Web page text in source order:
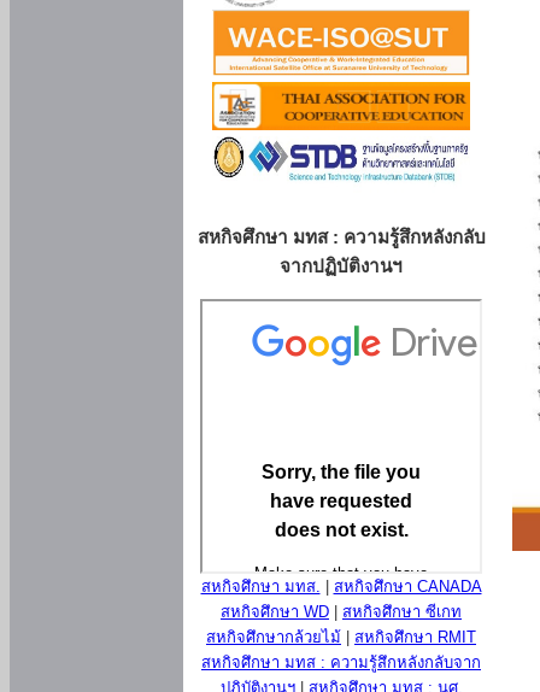
สหกิจศึกษา มทส : ความรู้สึกหลังกลับ
จากปฏิบัติงานฯ
สหกิจศึกษา มทส.
สหกิจศึกษา CANADA
สหกิจศึกษา WD
สหกิจศึกษา ซีเกท
สหกิจศึกษากล้วยไม้
สหกิจศึกษา RMIT
สหกิจศึกษา มทส : ความรู้สึกหลังกลับจาก
ปฏิบัติงานฯ| สหกิจศึกษา มทส : นศ.